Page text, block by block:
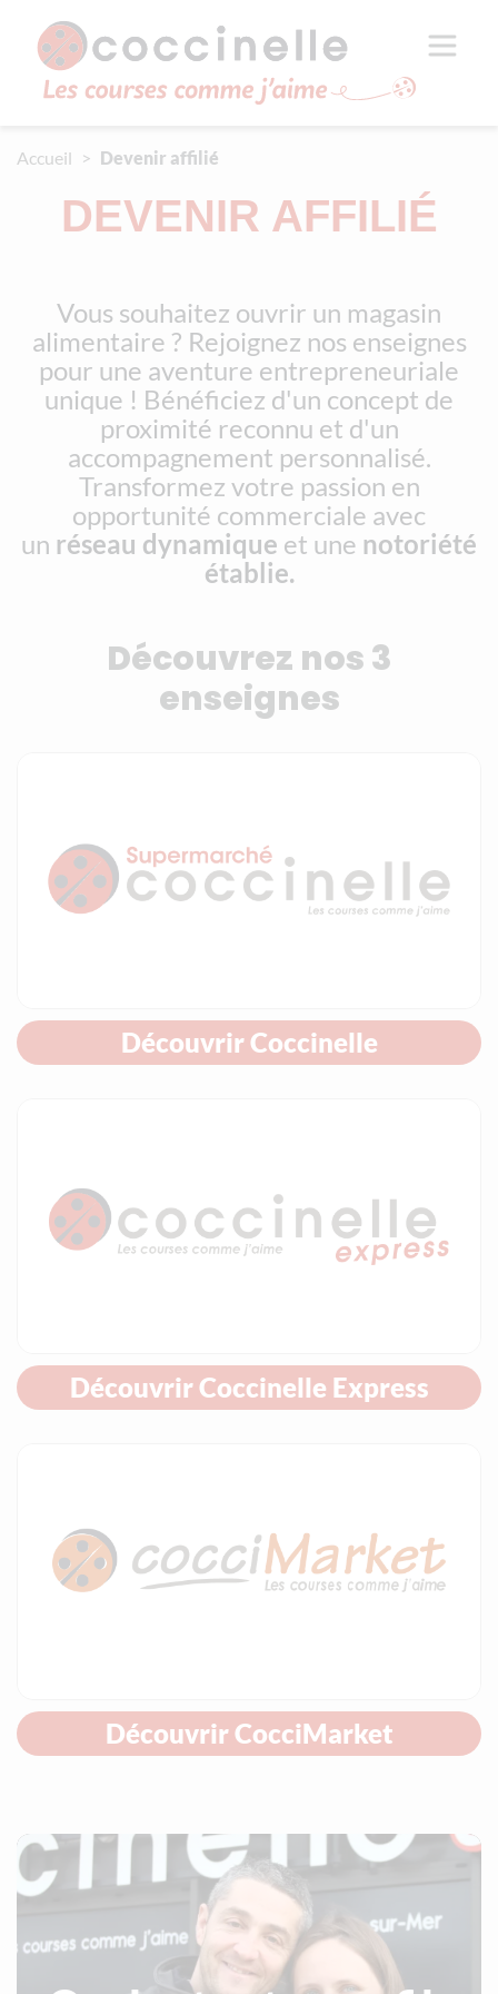
Accueil Devenir affilié
DEVENIR AFFILIÉ
Vous souhaitez ouvrir un magasin
alimentaire ? Rejoignez nos enseignes
pour une aventure entrepreneuriale
unique ! Bénéficiez d'un concept de
proximité reconnu et d'un
accompagnement personnalisé.
Transformez votre passion en
opportunité commerciale avec
un réseau dynamique et une notoriété
établie.
Découvrez nos 3
enseignes
Découvrir Coccinelle
Découvrir Coccinelle Express
Découvrir CocciMarket
Quel est votre profil ?
Vous êtes un
entrepreneur motivé
souhaitant vous investir dans un
commerce à dimension humaine. Pour